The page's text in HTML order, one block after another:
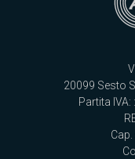
20099 Sesto
Partita